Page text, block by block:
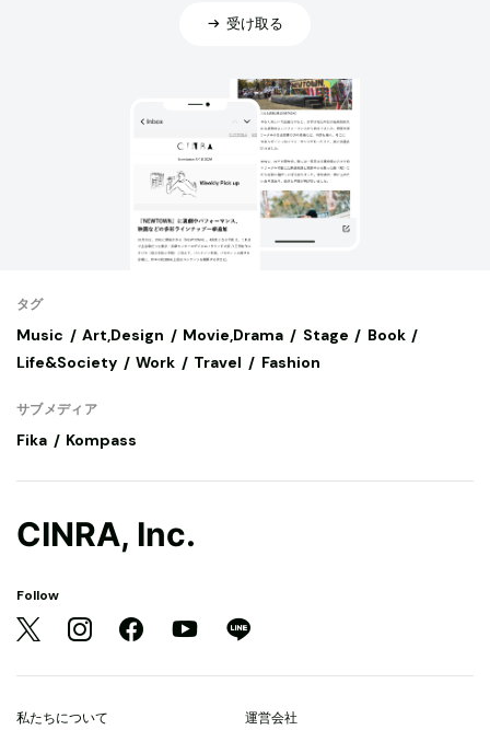
受け取る
タグ
Music Art,Design Movie,Drama Stage
Book
Life&Society
Work Travel Fashion
サブメディア
Fika Kompass
CINRA, Inc.
Follow
私たちについて 運営会社